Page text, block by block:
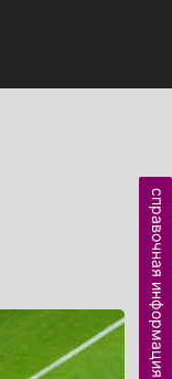
справочная информация